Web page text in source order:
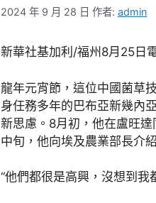
2024 年 9 月 28 日 作者: admin
新華社基加利/福州8月25日
龍年元宵節，這位中國菌草
身任務多年的巴布亞新幾內
新思慮。8月初，他在盧旺
中旬，他向埃及農業部長介
“他們都很是高興，沒想到我